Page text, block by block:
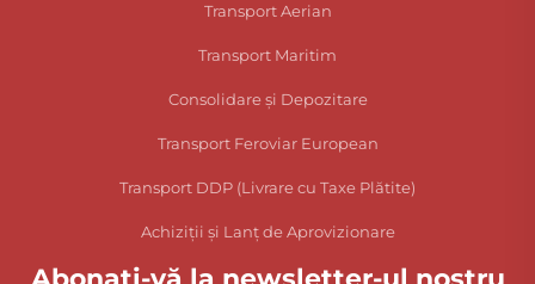
Transport Aerian
Transport Maritim
Consolidare și Depozitare
Transport Feroviar European
Transport DDP (Livrare cu Taxe Plătite)
Achiziții și Lanț de Aprovizionare